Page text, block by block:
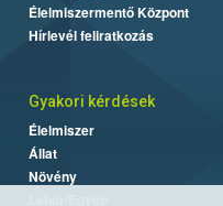
Élelmiszermentő Központ
Hírlevél feliratkozás
Gyakori kérdések
Élelmiszer
Állat
Növény